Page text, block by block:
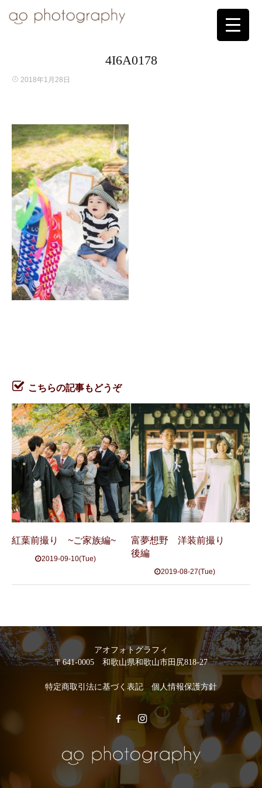
4I6A0178
2018年1月28日
こちらの記事もどうぞ
紅葉前撮り ~ご家族編~
2019-09-10(Tue)
富夢想野 洋装前撮り
後編
2019-08-27(Tue)
アオフォトグラフィ
〒641-0005 和歌山県和歌山市田尻818-27
特定商取引法に基づく表記 個人情報保護方針